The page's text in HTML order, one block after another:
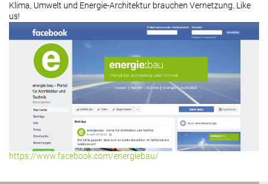
Klima, Umwelt und Energie-Architektur brauchen Vernetzung. Like
us!
https://www.facebook.com/energiebau/